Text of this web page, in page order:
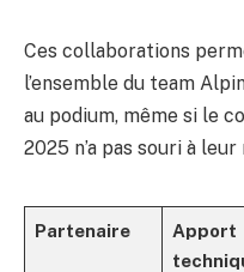
Ces collaborations
l’ensemble du team
au podium, même si le
2025 n’a pas souri à
Partenaire
Apport